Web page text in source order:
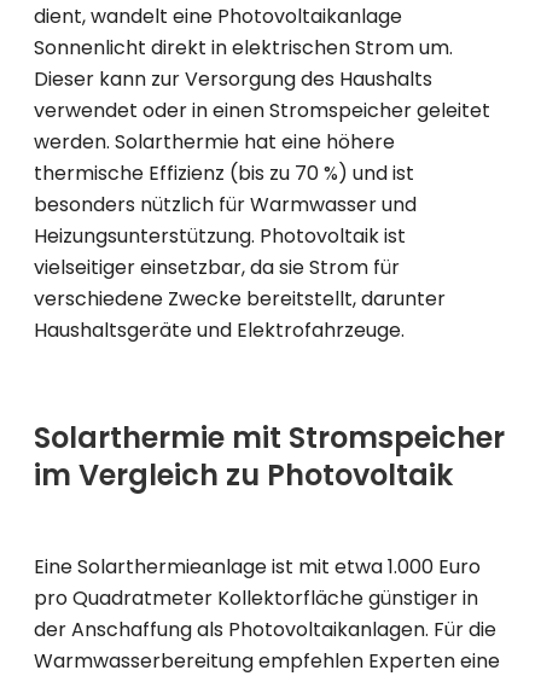
dient, wandelt eine Photovoltaikanlage
Sonnenlicht direkt in elektrischen Strom um.
Dieser kann zur Versorgung des Haushalts
verwendet oder in einen Stromspeicher geleitet
werden. Solarthermie hat eine höhere
thermische Effizienz (bis zu 70 %) und ist
besonders nützlich für Warmwasser und
Heizungsunterstützung. Photovoltaik ist
vielseitiger einsetzbar, da sie Strom für
verschiedene Zwecke bereitstellt, darunter
Haushaltsgeräte und Elektrofahrzeuge.
Solarthermie mit Stromspeicher
im Vergleich zu Photovoltaik
Eine Solarthermieanlage ist mit etwa 1.000 Euro
pro Quadratmeter Kollektorfläche günstiger in
der Anschaffung als Photovoltaikanlagen. Für die
Warmwasserbereitung empfehlen Experten eine